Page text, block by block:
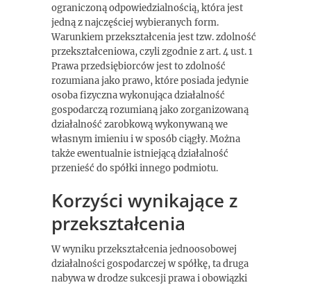
ograniczoną odpowiedzialnością, która jest
jedną z najczęściej wybieranych form.
Warunkiem przekształcenia jest tzw. zdolność
przekształceniowa, czyli zgodnie z art. 4 ust. 1
Prawa przedsiębiorców jest to zdolność
rozumiana jako prawo, które posiada jedynie
osoba fizyczna wykonująca działalność
gospodarczą rozumianą jako zorganizowaną
działalność zarobkową wykonywaną we
własnym imieniu i w sposób ciągły. Można
także ewentualnie istniejącą działalność
przenieść do spółki innego podmiotu.
Korzyści wynikające z
przekształcenia
W wyniku przekształcenia jednoosobowej
działalności gospodarczej w spółkę, ta druga
nabywa w drodze sukcesji prawa i obowiązki